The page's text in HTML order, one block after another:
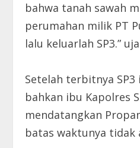
bahwa tanah sawah
perumahan milik PT
lalu keluarlah SP3.”
Setelah terbitnya
bahkan ibu Kapolres
mendatangkan
batas waktunya tidak